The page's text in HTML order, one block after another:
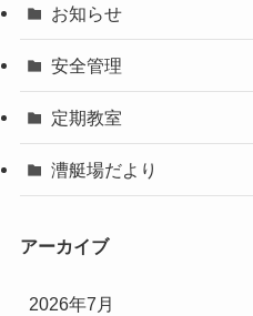
お知らせ
安全管理
定期教室
漕艇場だより
アーカイブ
2026年7月